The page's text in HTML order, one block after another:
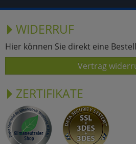
WIDERRUF
Hier können Sie direkt eine
Vertrag
ZERTIFIKATE